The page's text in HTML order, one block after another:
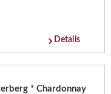
Details
* Chardonnay